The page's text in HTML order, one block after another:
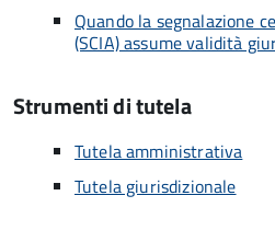
Quando la segnalazione
(SCIA) assume validità
Strumenti di tutela
Tutela amministrativa
Tutela giurisdizionale